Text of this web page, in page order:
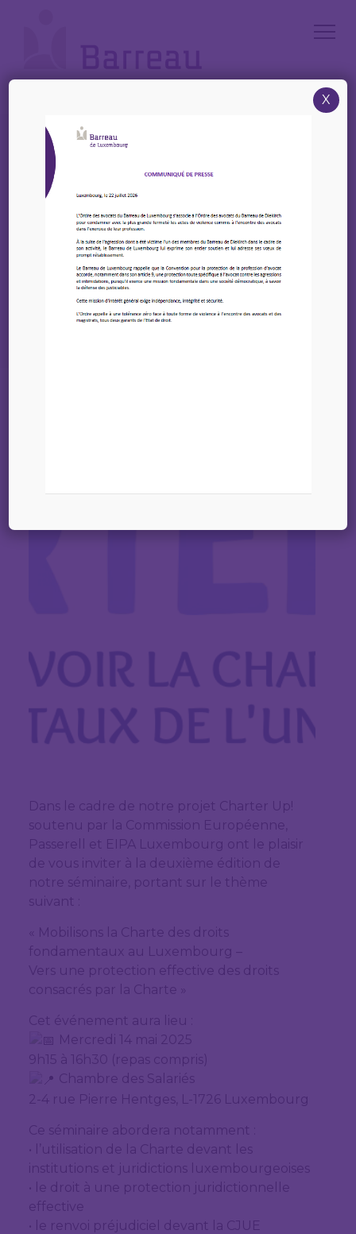
Accueil News
Mobilisons la Charte des droits fondamentaux au Luxembourg – Vers
une protection effective des droits consacrés par la Charte
Mobilisons la Charte des
droits fondamentaux au
Luxembourg – Vers une
protection effective des
Dans le cadre de notre projet Charter Up!
soutenu par la Commission Européenne,
Passerell et EIPA Luxembourg ont le plaisir
de vous inviter à la deuxième édition de
notre séminaire, portant sur le thème
suivant :
« Mobilisons la Charte des droits
fondamentaux au Luxembourg –
Vers une protection effective des droits
consacrés par la Charte »
Cet événement aura lieu :
Mercredi 14 mai 2025
9h15 à 16h30 (repas compris)
Chambre des Salariés
2-4 rue Pierre Hentges, L-1726 Luxembourg
Ce séminaire abordera notamment :
• l’utilisation de la Charte devant les
institutions et juridictions luxembourgeoises
• le droit à une protection juridictionnelle
effective
• le renvoi préjudiciel devant la CJUE
X